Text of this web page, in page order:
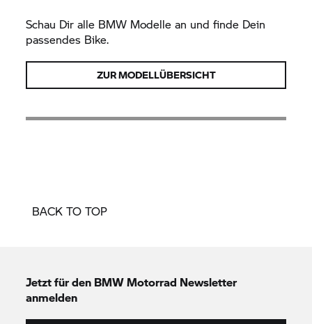
Schau Dir alle BMW Modelle an und finde Dein
passendes Bike.
ZUR MODELLÜBERSICHT
BACK TO TOP
Jetzt für den BMW Motorrad Newsletter
anmelden